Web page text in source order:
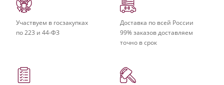
Участвуем в госзакупках
по 223 и 44-ФЗ
Доставка по всей России
99% заказов доставляем
точно в срок